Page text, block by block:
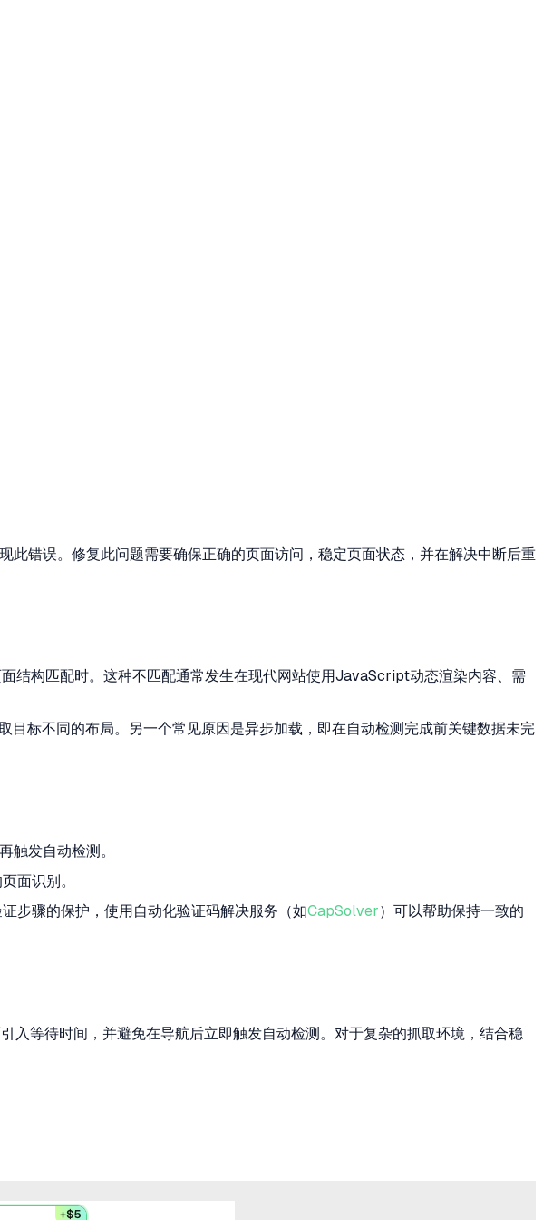
错误。修复此问题需要确保正确的页面访问，稳定页面状态，并在解决中断后重
结构匹配时。这种不匹配通常发生在现代网站使用JavaScript动态渲染内容、需
标不同的布局。另一个常见原因是异步加载，即在自动检测完成前关键数据未完
触发自动检测。
面识别。
步骤的保护，使用自动化验证码解决服务（如CapSolver）可以帮助保持一致的
等待时间，并避免在导航后立即触发自动检测。对于复杂的抓取环境，结合稳